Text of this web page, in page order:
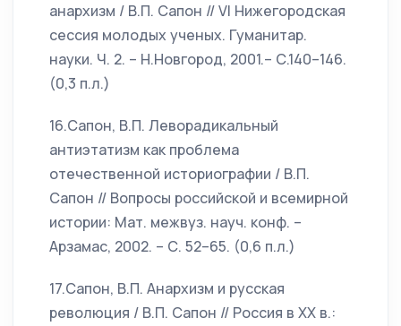
анархизм / В.П. Сапон // VI Нижегородская
сессия молодых ученых. Гуманитар.
науки. Ч. 2. – Н.Новгород, 2001.– С.140–146.
(0,3 п.л.)
16.Сапон, В.П. Леворадикальный
антиэтатизм как проблема
отечественной историографии / В.П.
Сапон // Вопросы российской и всемирной
истории: Мат. межвуз. науч. конф. –
Арзамас, 2002. – С. 52–65. (0,6 п.л.)
17.Сапон, В.П. Анархизм и русская
революция / В.П. Сапон // Россия в ХХ в.: